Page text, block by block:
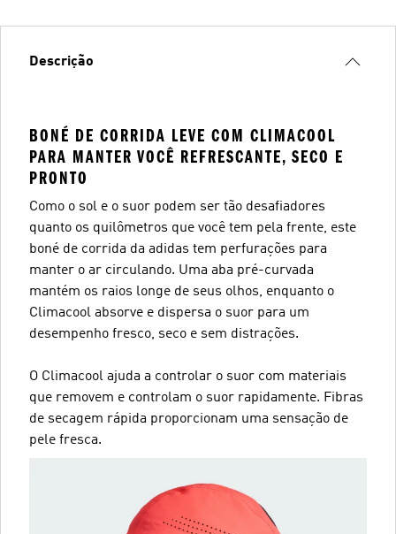
Descrição
BONÉ DE CORRIDA LEVE COM CLIMACOOL
PARA MANTER VOCÊ REFRESCANTE, SECO E
PRONTO
Como o sol e o suor podem ser tão desafiadores
quanto os quilômetros que você tem pela frente, este
boné de corrida da adidas tem perfurações para
manter o ar circulando. Uma aba pré-curvada
mantém os raios longe de seus olhos, enquanto o
Climacool absorve e dispersa o suor para um
desempenho fresco, seco e sem distrações.
O Climacool ajuda a controlar o suor com materiais
que removem e controlam o suor rapidamente. Fibras
de secagem rápida proporcionam uma sensação de
pele fresca.